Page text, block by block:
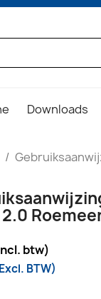
Downloads
2.0
btw)
BTW)